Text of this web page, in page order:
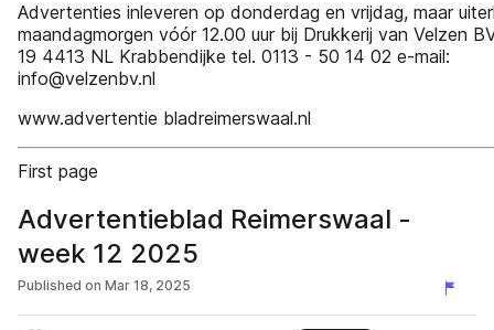
Advertenties inleveren op donderdag en vrijdag, maar
maandagmorgen vóór 12.00 uur bij Drukkerij van Velzen
19 4413 NL Krabbendijke tel. 0113 - 50 14 02 e-mail:
info@velzenbv.nl
www.advertentie bladreimerswaal.nl
First page
Advertentieblad Reimerswaal -
week 12 2025
Published on Mar 18, 2025